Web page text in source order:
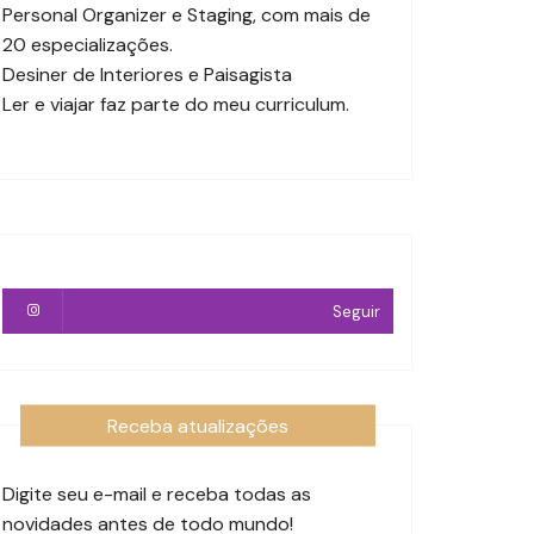
Personal Organizer e Staging, com mais de
20 especializações.
Desiner de Interiores e Paisagista
Ler e viajar faz parte do meu curriculum.
Seguir
Receba atualizações
Digite seu e-mail e receba todas as
novidades antes de todo mundo!